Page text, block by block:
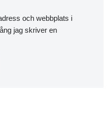
och webbplats i
jag skriver en